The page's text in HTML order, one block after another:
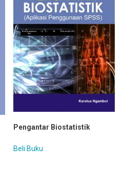
Pengantar Biostatistik
Beli Buku